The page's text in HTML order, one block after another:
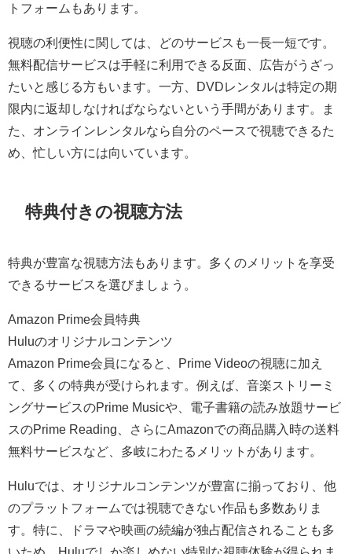
トフォームもあります。
視聴の利便性に関しては、どのサービスも一長一短です。
無料配信サービスは手軽に利用できる反面、広告がうざっ
たいと感じる方もいます。一方、DVDレンタルは特定の期
限内に返却しなければならないという手間があります。ま
た、オンラインレンタルなら自分のペースで視聴できるた
め、忙しい方には向いています。
特典付きの視聴方法
特典が豊富な視聴方法もあります。多くのメリットを享受
できるサービスを選びましょう。
Amazon Prime会員特典
Huluのオリジナルコンテンツ
Amazon Prime会員になると、Prime Videoの視聴に加え
て、多くの特典が受けられます。例えば、音楽ストリーミ
ングサービスのPrime Musicや、電子書籍の読み放題サービ
スのPrime Reading、さらにAmazonでの商品購入時の送料
無料サービスなど、多岐にわたるメリットがあります。
Huluでは、オリジナルコンテンツが豊富に揃っており、他
のプラットフォームでは視聴できない作品も多数ありま
す。特に、ドラマや映画の続編が独占配信されることも多
いため、Huluでしか楽しめない特別な視聴体験が得られま